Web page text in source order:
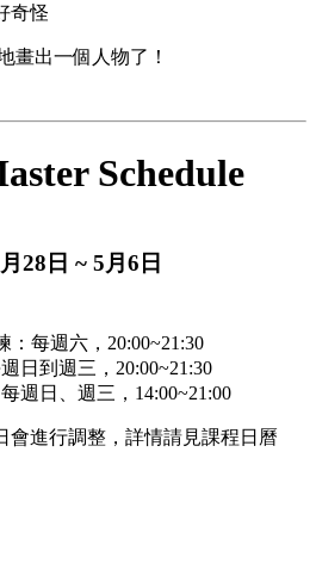
奇怪
畫出一個人物了！
Schedule
28日 ~ 5月6日
：每週六，20:00~21:30
日到週三，20:00~21:30
週日、週三，14:00~21:00
行調整，詳情請見課程日曆